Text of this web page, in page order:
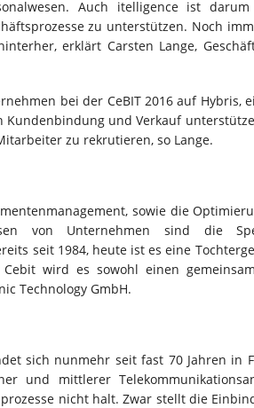
Auch itelligence ist
zu unterstützen. Noch
erklärt Carsten Lange,
bei der CeBIT 2016 auf Hybris,
Kundenbindung und Verkauf
zu rekrutieren, so Lange.
sowie die
von Unternehmen sind die
seit 1984, heute ist es eine
wird es sowohl einen
Technology GmbH.
sich nunmehr seit fast 70 Jahren in
und mittlerer
nicht halt. Zwar stellt die